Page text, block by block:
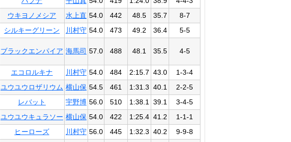
ウキヨノメシア 水上直 54.0 442 48.5 35.7
8-7
シルキーグリーン 川村守 54.0 473 49.2 36.4 5-5
ブラックエンパイア 海馬司 57.0 488 48.1 35.5 4-5
エコロルキナ 川村守 54.0 484 2:15.7 43.0
1-3-4
ユウユウロザリウム 横山保 54.5 461 1:31.3 40.1
2-2-5
レバット 宇野博 56.0 510 1:38.1 39.1
3-4-5
ユウユウキュラソー 横山保 54.0 422 1:25.4 41.2
1-1-1
ヒーローズ 川村守 56.0 445 1:32.3 40.2
9-9-8